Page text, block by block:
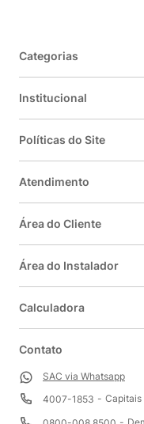
Categorias
Institucional
Políticas do Site
Atendimento
Área do Cliente
Área do Instalador
Calculadora
Contato
SAC via Whatsapp
4007-1853
Capitais